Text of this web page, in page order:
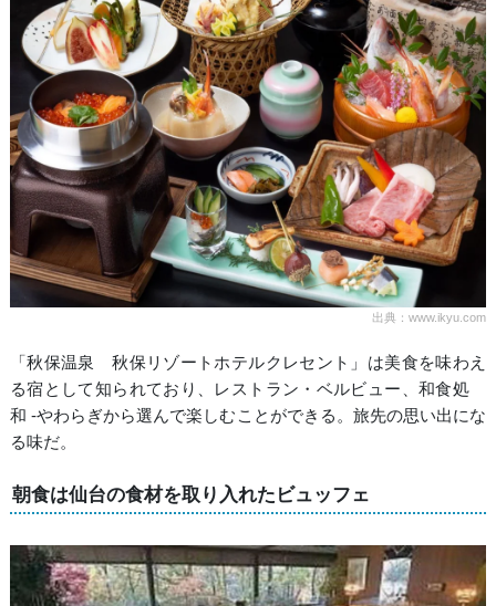
出典：www.ikyu.com
「秋保温泉 秋保リゾートホテルクレセント」は美食を味わえ
る宿として知られており、レストラン・ベルビュー、和食処
和 -やわらぎから選んで楽しむことができる。旅先の思い出にな
る味だ。
朝食は仙台の食材を取り入れたビュッフェ